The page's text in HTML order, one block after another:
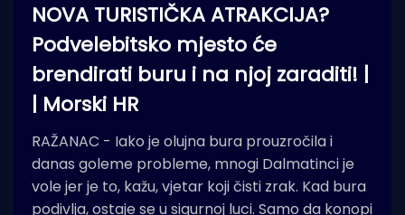
NOVA TURISTIČKA ATRAKCIJA?
Podvelebitsko mjesto će
brendirati buru i na njoj zaraditi! |
| Morski HR
RAŽANAC - Iako je olujna bura prouzročila i
danas goleme probleme, mnogi Dalmatinci je
vole jer je to, kažu, vjetar koji čisti zrak. Kad bura
podivlja, ostaje se u sigurnoj luci. Samo da konopi